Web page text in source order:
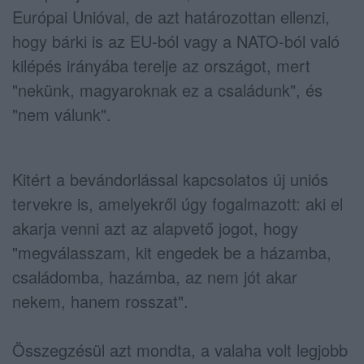
Európai Unióval, de azt határozottan ellenzi,
hogy bárki is az EU-ból vagy a NATO-ból való
kilépés irányába terelje az országot, mert
"nekünk, magyaroknak ez a családunk", és
"nem válunk".
Kitért a bevándorlással kapcsolatos új uniós
tervekre is, amelyekről úgy fogalmazott: aki el
akarja venni azt az alapvető jogot, hogy
"megválasszam, kit engedek be a házamba,
családomba, hazámba, az nem jót akar
nekem, hanem rosszat".
Összegzésül azt mondta, a valaha volt legjobb